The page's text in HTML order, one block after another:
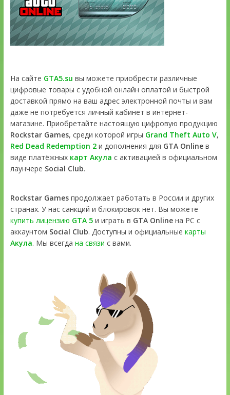
На сайте GTA5.su вы можете приобрести различные
цифровые товары с удобной онлайн оплатой и быстрой
доставкой прямо на ваш адрес электронной почты и вам
даже не потребуется личный кабинет в интернет-
магазине. Приобретайте настоящую цифровую продукцию
Rockstar Games, среди которой игры Grand Theft Auto V,
Red Dead Redemption 2и дополнения для GTA Onlineв
виде платёжных карт Акула с активацией в официальном
лаунчере Social Club.
Rockstar Gamesпродолжает работать в России и других
странах. У нас санкций и блокировок нет. Вы можете
купить лицензию GTA 5и играть в GTA Onlineна PC с
аккаунтом Social Club. Доступны и официальные карты
Акула. Мы всегда на связи с вами.